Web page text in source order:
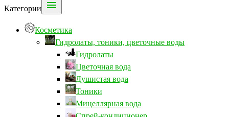
Категории 
Косметика
Гидролаты, тоники, цветочные воды
Гидролаты
Цветочная вода
Душистая вода
Тоники
Мицеллярная вода